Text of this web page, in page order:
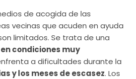
de acogida de las
vecinas que acuden en ayuda
limitados. Se trata de una
condiciones muy
a dificultades durante la
y los meses de escasez. Los